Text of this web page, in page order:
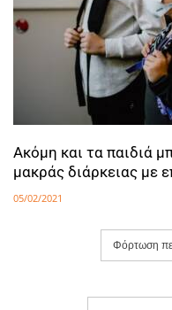
Ακόμη και τα παιδιά
μακράς διάρκειας με
05/02/2021
Φόρτωση